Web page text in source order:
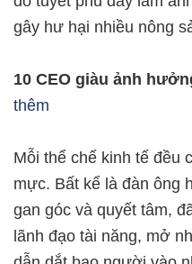
gây hư hại nhiều nông
10 CEO giàu ảnh
thêm
Mỗi thể chế kinh tế đều
mực. Bất kể là đàn ông
gan góc và quyết tâm,
lãnh đạo tài năng, mở